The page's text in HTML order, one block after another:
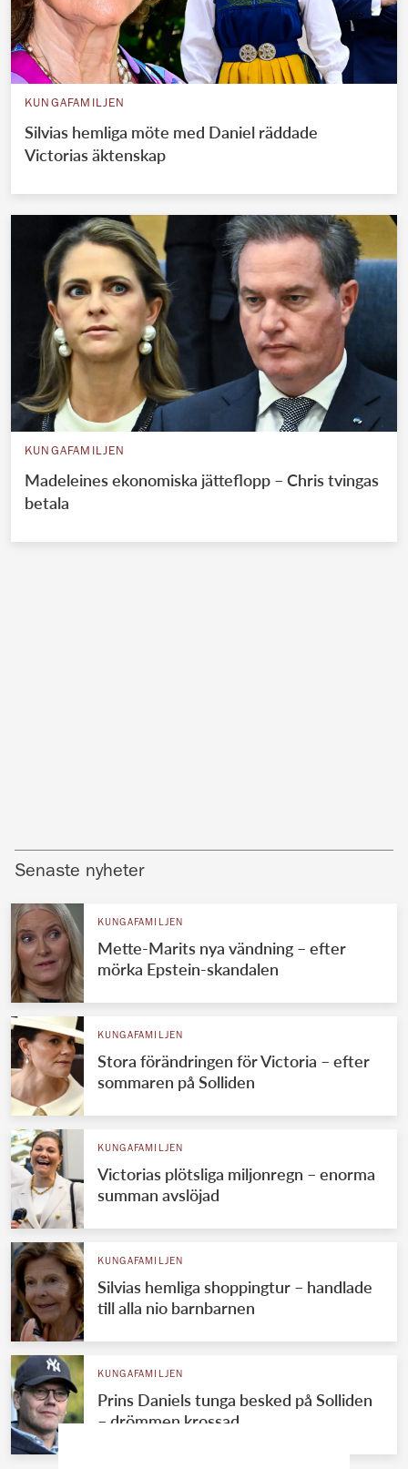
KUNGAFAMILJEN
Silvias hemliga möte med Daniel räddade
Victorias äktenskap
KUNGAFAMILJEN
Madeleines ekonomiska jätteflopp – Chris tvingas
betala
Senaste nyheter
KUNGAFAMILJEN
Mette-Marits nya vändning – efter
mörka Epstein-skandalen
KUNGAFAMILJEN
Stora förändringen för Victoria – efter
sommaren på Solliden
KUNGAFAMILJEN
Victorias plötsliga miljonregn – enorma
summan avslöjad
KUNGAFAMILJEN
Silvias hemliga shoppingtur – handlade
till alla nio barnbarnen
KUNGAFAMILJEN
Prins Daniels tunga besked på Solliden
– drömmen krossad